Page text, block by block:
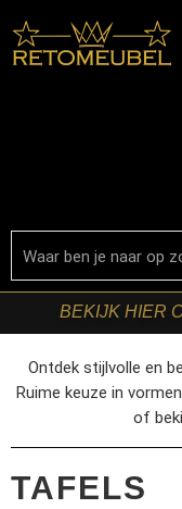
BEKIJK HIER
Ontdek stijlvolle en
Ruime keuze in
of
TAFELS